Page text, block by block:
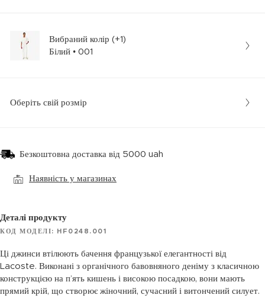
Вибраний колір (+1)
Білий • 001
Оберіть свій розмір
Безкоштовна доставка від 5000 uah
Наявність у магазинах
Деталі продукту
КОД МОДЕЛІ: HF0248.001
Ці джинси втілюють бачення французької елегантності від
Lacoste. Виконані з органічного бавовняного деніму з класичною
конструкцією на п’ять кишень і високою посадкою, вони мають
прямий крій, що створює жіночний, сучасний і витончений силует.